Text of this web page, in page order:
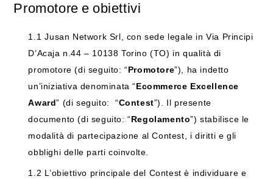
Promotore e obiettivi
1.1 Jusan Network Srl, con sede legale in Via Principi
D’Acaja n.44 – 10138 Torino (TO) in qualità di
promotore (di seguito: “Promotore”), ha indetto
un’iniziativa denominata “Ecommerce Excellence
Award” (di seguito: “Contest”). Il presente
documento (di seguito: “Regolamento”) stabilisce le
modalità di partecipazione al Contest, i diritti e gli
obblighi delle parti coinvolte.
1.2 L’obiettivo principale del Contest è individuare e